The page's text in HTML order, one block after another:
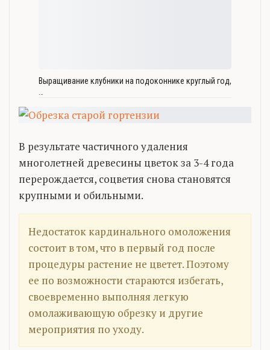
Выращивание клубники на подоконнике круглый год,
В результате частичного удаления
многолетней древесины цветок за 3-4 года
перерождается, соцветия снова становятся
крупными и обильными.
Недостаток кардинального омоложения
состоит в том, что в первый год после
процедуры растение не цветет. Поэтому
ее по возможности стараются избегать,
своевременно выполняя легкую
омолаживающую обрезку и другие
мероприятия по уходу.